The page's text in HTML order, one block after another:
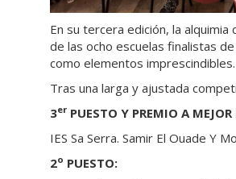
En su tercera edición, la
de las ocho escuelas finalistas
como elementos imprescindibles.
Tras una larga y ajustada
3er PUESTO Y PREMIO A
IES Sa Serra. Samir El Ouade Y
2o PUESTO: